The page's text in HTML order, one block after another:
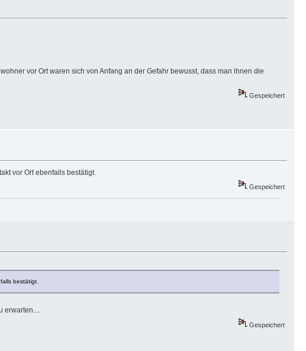
vor Ort waren sich von Anfang an der Gefahr bewusst, dass man ihnen die
Gespeichert
vor Ort ebenfalls bestätigt.
Gespeichert
bestätigt.
erwarten....
Gespeichert